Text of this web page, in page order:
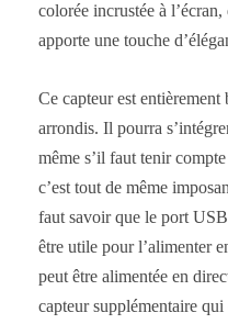
colorée incrustée à
apporte une touche
Ce capteur est
arrondis. Il pourra
même s’il faut tenir
c’est tout de même
faut savoir que le port
être utile pour l’alimenter
peut être alimentée en
capteur supplémentaire qui